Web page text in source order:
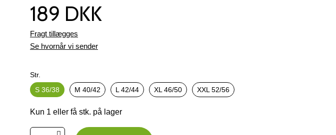
189 DKK
Fragt tillægges
Se hvornår vi sender
Str.
S 36/38
M 40/42 L 42/44 XL 46/50 XXL 52/56
Kun 1 eller få stk. på lager